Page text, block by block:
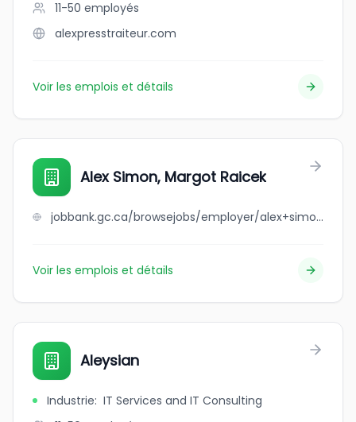
11-50 employés
alexpresstraiteur.com
Voir les emplois et détails
Alex Simon, Margot Raicek
jobbank.gc.ca/browsejobs/employer/alex+simon%2C+margot+raicek/ca
Voir les emplois et détails
Aleysian
Industrie: IT Services and IT Consulting